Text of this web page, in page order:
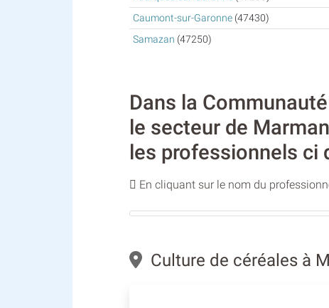
Caumont-sur-Garonne(47430)
Samazan (47250)
Dans la
le secteur de
les professionnels ci
En cliquant sur le nom du
Culture de céréales à